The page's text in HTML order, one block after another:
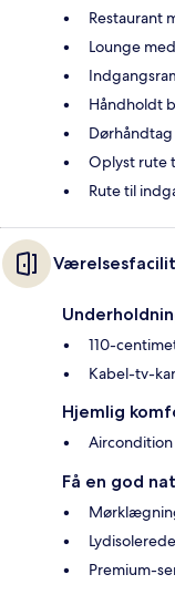
Restaurant
Lounge
Håndholdt
Oplyst rute
Rute til
110-
Kabel-tv-
Hjemlig
Få en god
Premium-